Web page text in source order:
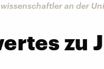
an der
zu